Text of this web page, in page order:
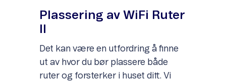
Plassering av WiFi Ruter
Det kan være en utfordring å finne
ut av hvor du bør plassere både
ruter og forsterker i huset ditt. Vi